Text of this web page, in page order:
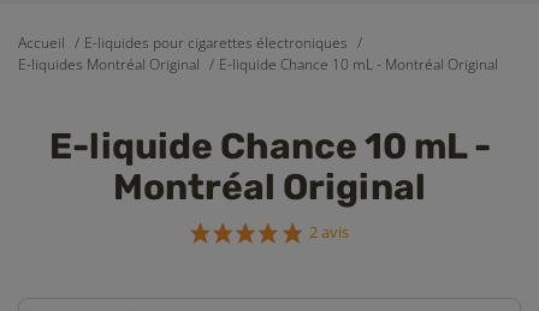
Accueil
E-liquides pour cigarettes électroniques
E-liquides Montréal Original
E-liquide Chance 10 mL - Montréal Original
E-liquide Chance 10 mL -
Montréal Original
2 avis